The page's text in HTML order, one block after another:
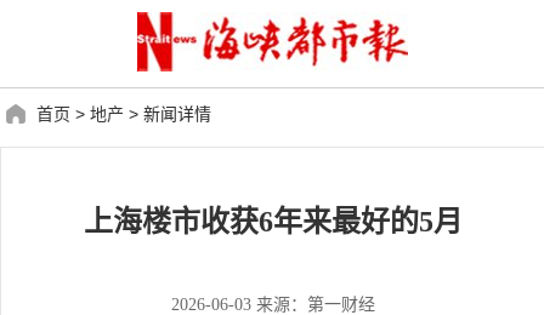
首页 > 地产 > 新闻详情
上海楼市收获6年来最好的5月
2026-06-03 来源：第一财经